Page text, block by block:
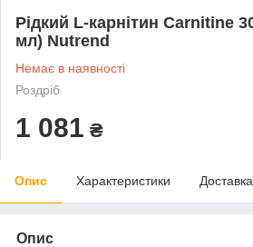
Рідкий L-карнітин Carnitine
мл) Nutrend
Немає в наявності
Роздріб
1 081 ₴
Опис Характеристики Доставка
Опис